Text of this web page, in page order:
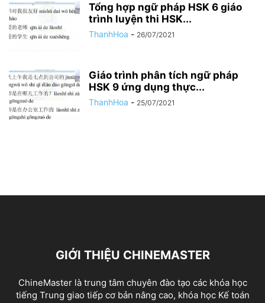
Tổng hợp ngữ pháp HSK 6 giáo
trình luyện thi HSK...
ThanhHoa - 26/07/2021
Giáo trình phân tích ngữ pháp
HSK 9 ứng dụng thực...
ThanhHoa - 25/07/2021
GIỚI THIỆU CHINEMASTER
ChineMaster là trung tâm chuyên đào tạo các khóa học
tiếng Trung giao tiếp cơ bản nâng cao, khóa học Kế toán